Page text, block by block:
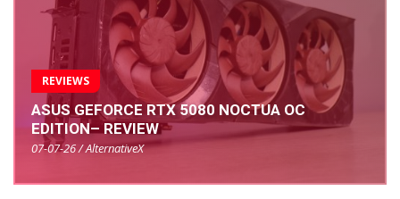
REVIEWS
ASUS GEFORCE RTX 5080 NOCTUA OC
EDITION– REVIEW
07-07-26 / AlternativeX